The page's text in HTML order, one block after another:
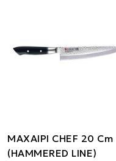
ΜΑΧΑΙΡΙ CHEF 20 Cm
(HAMMERED LINE)